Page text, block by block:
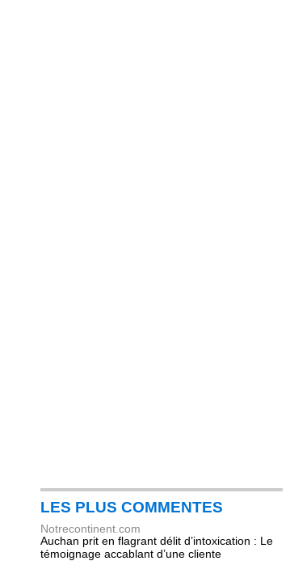
LES PLUS COMMENTES
Notrecontinent.com
Auchan prit en flagrant délit d’intoxication : Le
témoignage accablant d’une cliente